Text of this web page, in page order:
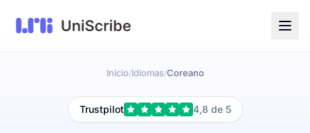
Início/Idiomas/Coreano
Trustpilot 4,8 de 5